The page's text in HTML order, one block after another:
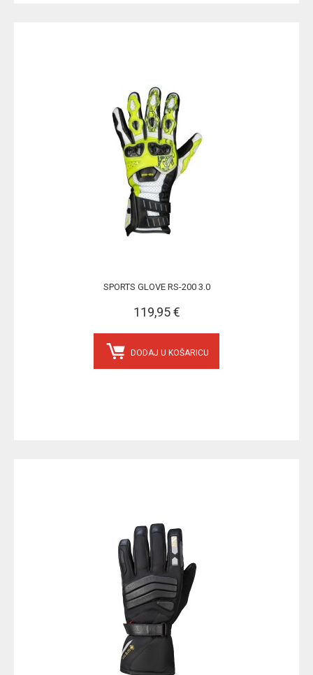
SPORTS GLOVE RS-200 3.0
119,95 €
DODAJ U KOŠARICU